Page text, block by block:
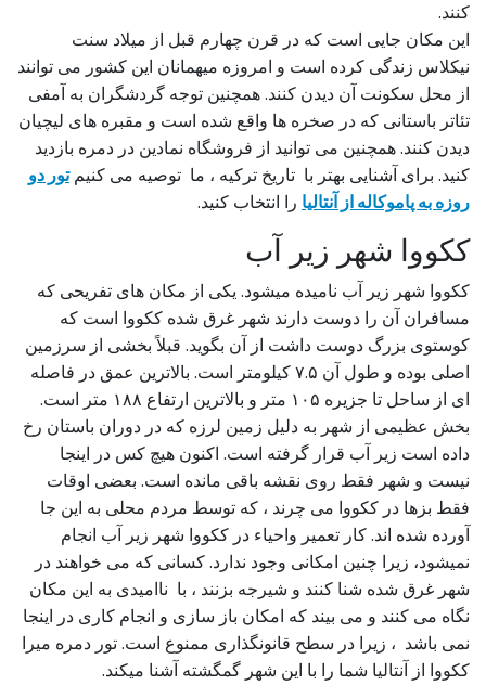
کنند.
این مکان جایی است که در قرن چهارم قبل از میلاد سنت
نیکلاس زندگی کرده است و امروزه میهمانان این کشور می توانند
از محل سکونت آن دیدن کنند. همچنین توجه گردشگران به آمفی
تئاتر باستانی که در صخره ها واقع شده است و مقبره های لیچیان
دیدن کنند. همچنین می توانید از فروشگاه نمادین در دمره بازدید
کنید. برای آشنایی بهتر با تاریخ ترکیه ، ما توصیه می کنیمتور دو
روزه به پاموکاله از آنتالیا را انتخاب کنید.
ککووا شهر زیر آب
ککووا شهر زیر آب نامیده میشود. یکی از مکان های تفریحی که
مسافران آن را دوست دارند شهر غرق شده ککووا است که
کوستوی بزرگ دوست داشت از آن بگوید. قبلاً بخشی از سرزمین
اصلی بوده و طول آن ۷.۵ کیلومتر است. بالاترین عمق در فاصله
ای از ساحل تا جزیره ۱۰۵ متر و بالاترین ارتفاع ۱۸۸ متر است.
بخش عظیمی از شهر به دلیل زمین لرزه که در دوران باستان رخ
داده است زیر آب قرار گرفته است. اکنون هیچ کس در اینجا
نیست و شهر فقط روی نقشه باقی مانده است. بعضی اوقات
فقط بزها در ککووا می چرند ، که توسط مردم محلی به این جا
آورده شده اند. کار تعمیر واحیاء در ککووا شهر زیر آب انجام
نمیشود، زیرا چنین امکانی وجود ندارد. كسانی كه می خواهند در
شهر غرق شده شنا كنند و شیرجه بزنند ، با ناامیدی به این مکان
نگاه می کنند و می بیند که امکان باز سازی و انجام كاری در اینجا
نمی باشد ، زیرا در سطح قانونگذاری ممنوع است. تور دمره میرا
ککووا از آنتالیا شما را با این شهر گمگشته آشنا میکند.